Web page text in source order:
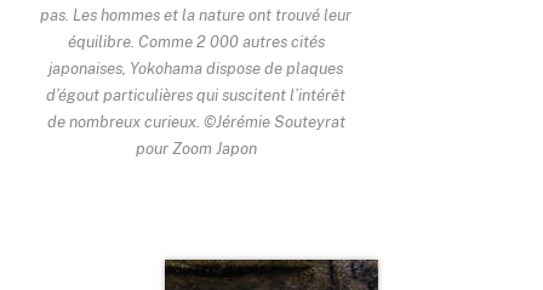
pas. Les hommes et la nature ont trouvé leur
équilibre. Comme 2 000 autres cités
japonaises, Yokohama dispose de plaques
d’égout particulières qui suscitent l’intérêt
de nombreux curieux. ©Jérémie Souteyrat
pour Zoom Japon